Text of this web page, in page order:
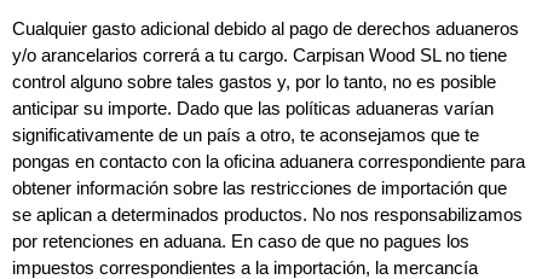
Cualquier gasto adicional debido al pago de derechos aduaneros
y/o arancelarios correrá a tu cargo. Carpisan Wood SL no tiene
control alguno sobre tales gastos y, por lo tanto, no es posible
anticipar su importe. Dado que las políticas aduaneras varían
significativamente de un país a otro, te aconsejamos que te
pongas en contacto con la oficina aduanera correspondiente para
obtener información sobre las restricciones de importación que
se aplican a determinados productos. No nos responsabilizamos
por retenciones en aduana. En caso de que no pagues los
impuestos correspondientes a la importación, la mercancía